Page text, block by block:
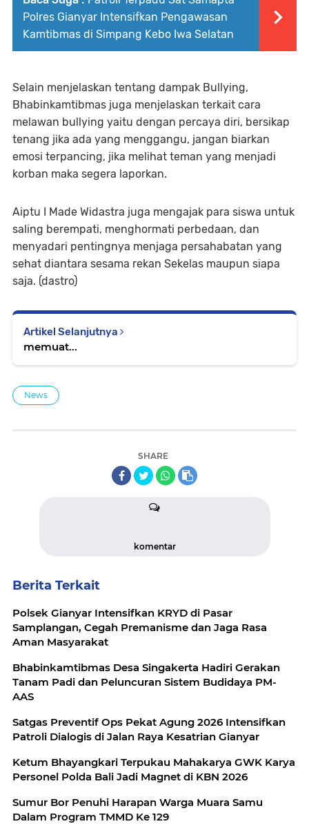
Polres Gianyar Intensifkan Pengawasan
Kamtibmas di Simpang Kebo Iwa Selatan
Selain menjelaskan tentang dampak Bullying,
Bhabinkamtibmas juga menjelaskan terkait cara
melawan bullying yaitu dengan percaya diri, bersikap
tenang jika ada yang menggangu, jangan biarkan
emosi terpancing, jika melihat teman yang menjadi
korban maka segera laporkan.
Aiptu I Made Widastra juga mengajak para siswa untuk
saling berempati, menghormati perbedaan, dan
menyadari pentingnya menjaga persahabatan yang
sehat diantara sesama rekan Sekelas maupun siapa
saja. (dastro)
Artikel Selanjutnya
memuat...
News
SHARE
komentar
Berita Terkait
Polsek Gianyar Intensifkan KRYD di Pasar
Samplangan, Cegah Premanisme dan Jaga Rasa
Aman Masyarakat
Bhabinkamtibmas Desa Singakerta Hadiri Gerakan
Tanam Padi dan Peluncuran Sistem Budidaya PM-
AAS
Satgas Preventif Ops Pekat Agung 2026 Intensifkan
Patroli Dialogis di Jalan Raya Kesatrian Gianyar
Ketum Bhayangkari Terpukau Mahakarya GWK Karya
Personel Polda Bali Jadi Magnet di KBN 2026
Sumur Bor Penuhi Harapan Warga Muara Samu
Dalam Program TMMD Ke 129